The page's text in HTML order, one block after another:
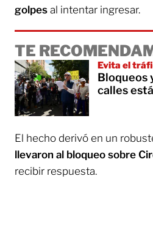
golpes al intentar ingresar.
TE
Evita el
Bloqueos
calles
El hecho derivó en un
llevaron al bloqueo sobre
recibir respuesta.